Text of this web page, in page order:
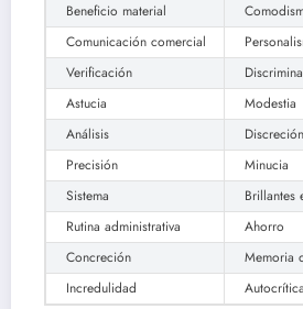
Beneficio material
Comunicación comercial
Verificación
Astucia
Modestia
Análisis
Discreción
Precisión
Minucia
Sistema
Brillantes
Rutina administrativa
Ahorro
Concreción
Memoria
Incredulidad
Autocrítica